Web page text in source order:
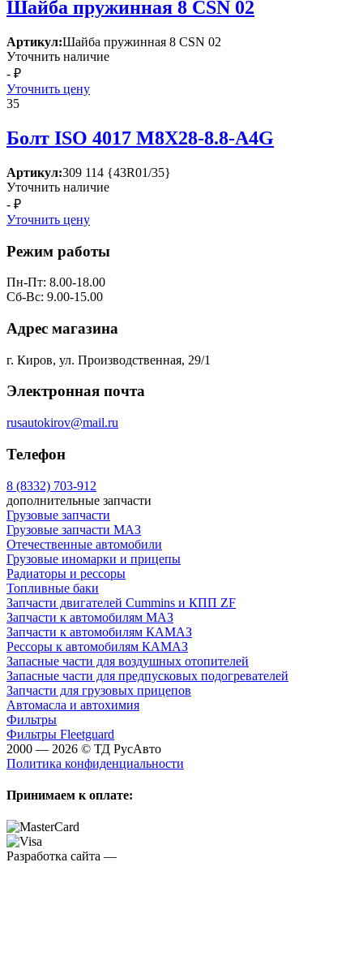
Шайба пружинная 8 СSN 02
Артикул:Шайба пружинная 8 СSN 02
Уточнить наличие
- ₽
Уточнить цену
35
Болт ISО 4017 М8Х28-8.8-А4G
Артикул:309 114 {43R01/35}
Уточнить наличие
- ₽
Уточнить цену
Режим работы
Пн-Пт: 8.00-18.00
Сб-Вс: 9.00-15.00
Адрес магазина
г. Киров, ул. Производственная, 29/1
Электронная почта
rusautokirov@mail.ru
Телефон
8 (8332) 703-912
дополнительные запчасти
Грузовые запчасти
Грузовые запчасти МАЗ
Отечественные автомобили
Грузовые иномарки и прицепы
Радиаторы и рессоры
Топливные баки
Запчасти двигателей Cummins и КПП ZF
Запчасти к автомобилям МАЗ
Запчасти к автомобилям КАМАЗ
Рессоры к автомобилям КАМАЗ
Запасные части для воздушных отопителей
Запасные части для предпусковых подогревателей
Запчасти для грузовых прицепов
Автомасла и автохимия
Фильтры
Фильтры Fleetguard
2000 — 2026 © ТД РусАвто
Политика конфиденциальности
Принимаем к оплате:
Разработка сайта —